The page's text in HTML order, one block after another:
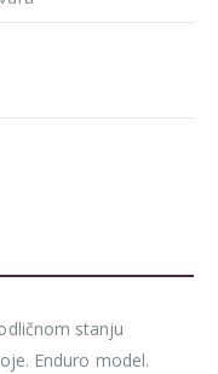
stanju
Enduro model.